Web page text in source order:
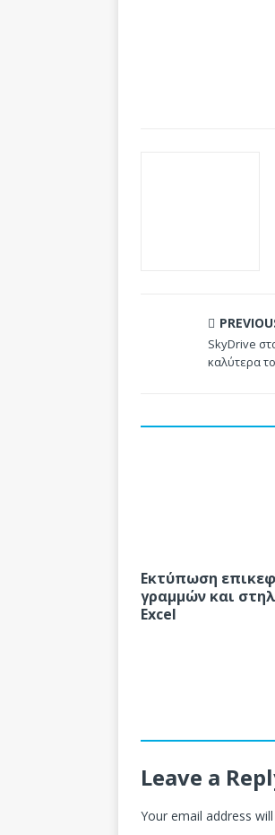
SkyDrive
καλύτερα
Εκτύπωση
γραμμών και
Excel
Leave a
Your email address